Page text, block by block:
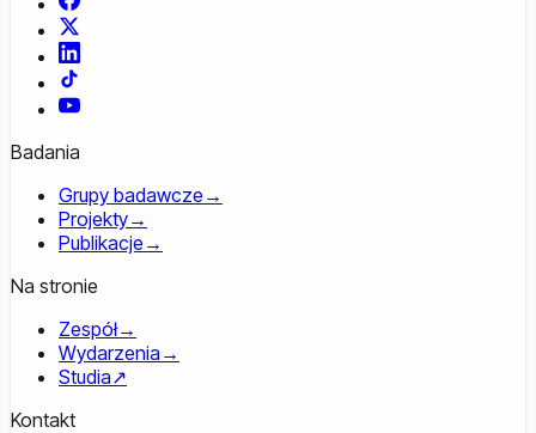
YouTube
Badania
Grupy badawcze →
Projekty→
Publikacje →
Na stronie
Zespół→
Wydarzenia →
Studia↗
Kontakt